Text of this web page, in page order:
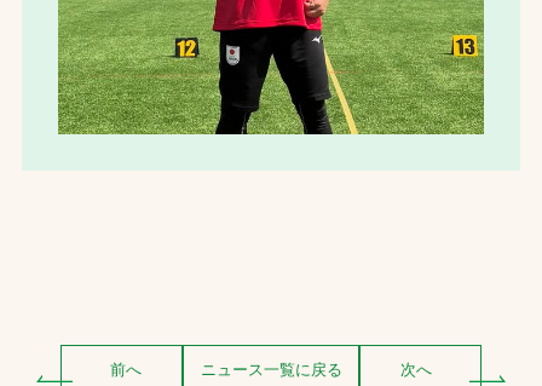
前へ ニュース一覧に戻る 次へ